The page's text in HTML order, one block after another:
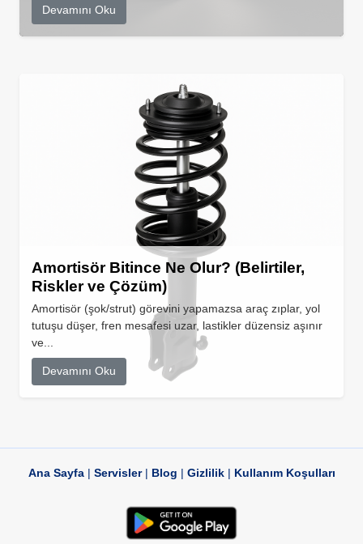
Devamını Oku
Amortisör Bitince Ne Olur? (Belirtiler,
Riskler ve Çözüm)
Amortisör (şok/strut) görevini yapamazsa araç zıplar, yol
tutuşu düşer, fren mesafesi uzar, lastikler düzensiz aşınır
ve...
Devamını Oku
Ana Sayfa| Servisler| Blog | Gizlilik| Kullanım Koşulları